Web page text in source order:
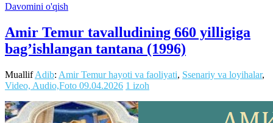
Davomini o'qish
Amir Temur tavalludining 660 yilligiga
bag’ishlangan tantana (1996)
MuallifAdib: Amir Temur hayoti va faoliyati, Ssenariy va loyihalar,
Video, Audio,Foto 09.04.2026 1 izoh